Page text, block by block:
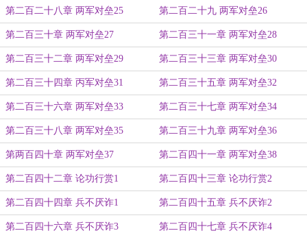
第二百二十八章 两军对垒25 第二百二十九 两军对垒26
第二百三十章 两军对垒27 第二百三十一章 两军对垒28
第二百三十二章 两军对垒29 第二百三十三章 两军对垒30
第二百三十四章 丙军对垒31 第二百三十五章 两军对垒32
第二百三十六章 两军对垒33 第二百三十七章 两军对垒34
第二百三十八章 两军对垒35 第二百三十九章 两军对垒36
第两百四十章 两军对垒37 第二百四十一章 两军对垒38
第二百四十二章 论功行赏1 第二百四十三章 论功行赏2
第二百四十四章 兵不厌诈1 第二百四十五章 兵不厌诈2
第二百四十六章 兵不厌诈3 第二百四十七章 兵不厌诈4